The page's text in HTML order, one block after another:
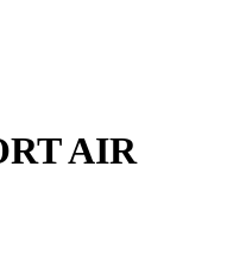
AIR